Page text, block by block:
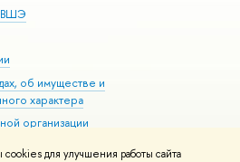
для улучшения работы сайта
ВШЭ
об имуществе и
характера
организации
здоровья